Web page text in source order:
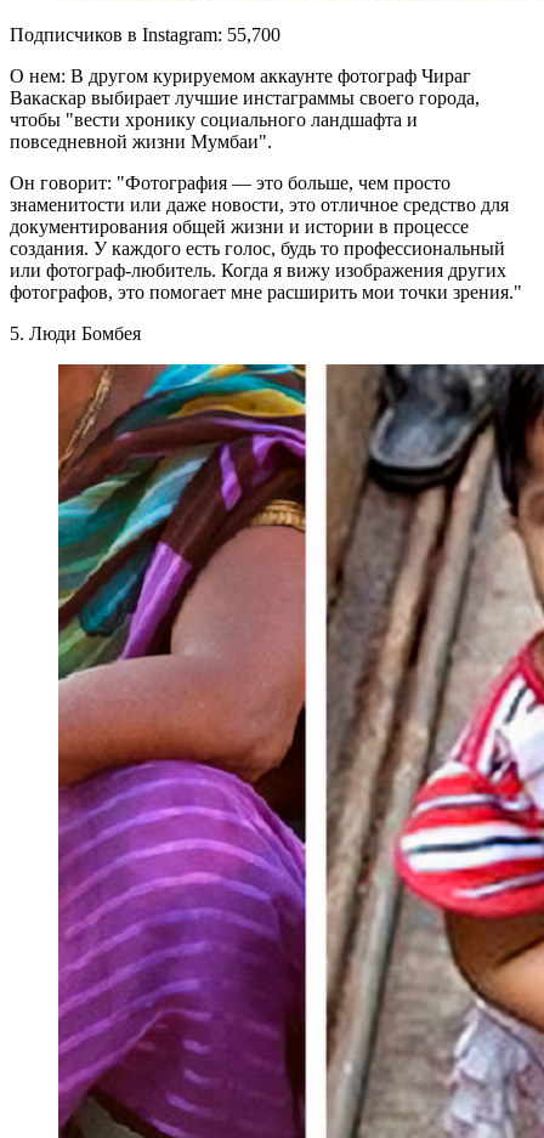
Подписчиков в Instagram: 55,700
О нем: В другом курируемом аккаунте фотограф Чираг
Вакаскар выбирает лучшие инстаграммы своего города,
чтобы "вести хронику социального ландшафта и
повседневной жизни Мумбаи".
Он говорит: "Фотография — это больше, чем просто
знаменитости или даже новости, это отличное средство для
документирования общей жизни и истории в процессе
создания. У каждого есть голос, будь то профессиональный
или фотограф-любитель. Когда я вижу изображения других
фотографов, это помогает мне расширить мои точки зрения."
5. Люди Бомбея